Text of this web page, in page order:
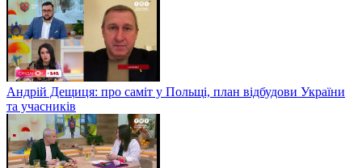
Андрій Дещиця: про саміт у Польщі, план відбудови України
та учасників